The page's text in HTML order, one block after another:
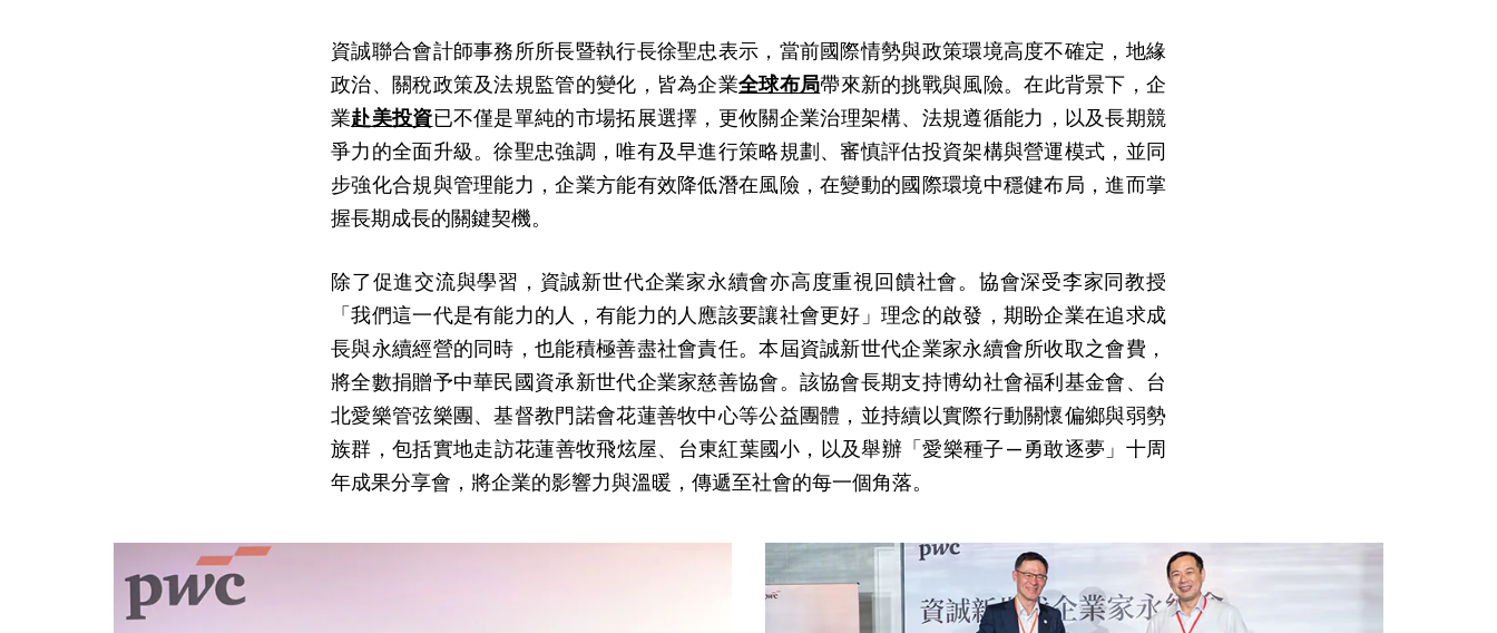
資誠聯合會計師事務所所長暨執行長徐聖忠表示，當前國際情勢與政策環境高度不確定，地緣
政治、關稅政策及法規監管的變化，皆為企業全球布局帶來新的挑戰與風險。在此背景下，企
業赴美投資已不僅是單純的市場拓展選擇，更攸關企業治理架構、法規遵循能力，以及長期競
爭力的全面升級。徐聖忠強調，唯有及早進行策略規劃、審慎評估投資架構與營運模式，並同
步強化合規與管理能力，企業方能有效降低潛在風險，在變動的國際環境中穩健布局，進而掌
握長期成長的關鍵契機。
除了促進交流與學習，資誠新世代企業家永續會亦高度重視回饋社會。協會深受李家同教授
「我們這一代是有能力的人，有能力的人應該要讓社會更好」理念的啟發，期盼企業在追求成
長與永續經營的同時，也能積極善盡社會責任。本屆資誠新世代企業家永續會所收取之會費，
將全數捐贈予中華民國資承新世代企業家慈善協會。該協會長期支持博幼社會福利基金會、台
北愛樂管弦樂團、基督教門諾會花蓮善牧中心等公益團體，並持續以實際行動關懷偏鄉與弱勢
族群，包括實地走訪花蓮善牧飛炫屋、台東紅葉國小，以及舉辦「愛樂種子—勇敢逐夢」十周
年成果分享會，將企業的影響力與溫暖，傳遞至社會的每一個角落。